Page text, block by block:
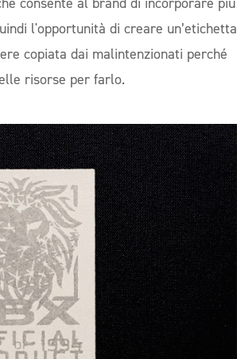
l'opportunità di creare un’etichetta
copiata dai malintenzionati perché
risorse per farlo.